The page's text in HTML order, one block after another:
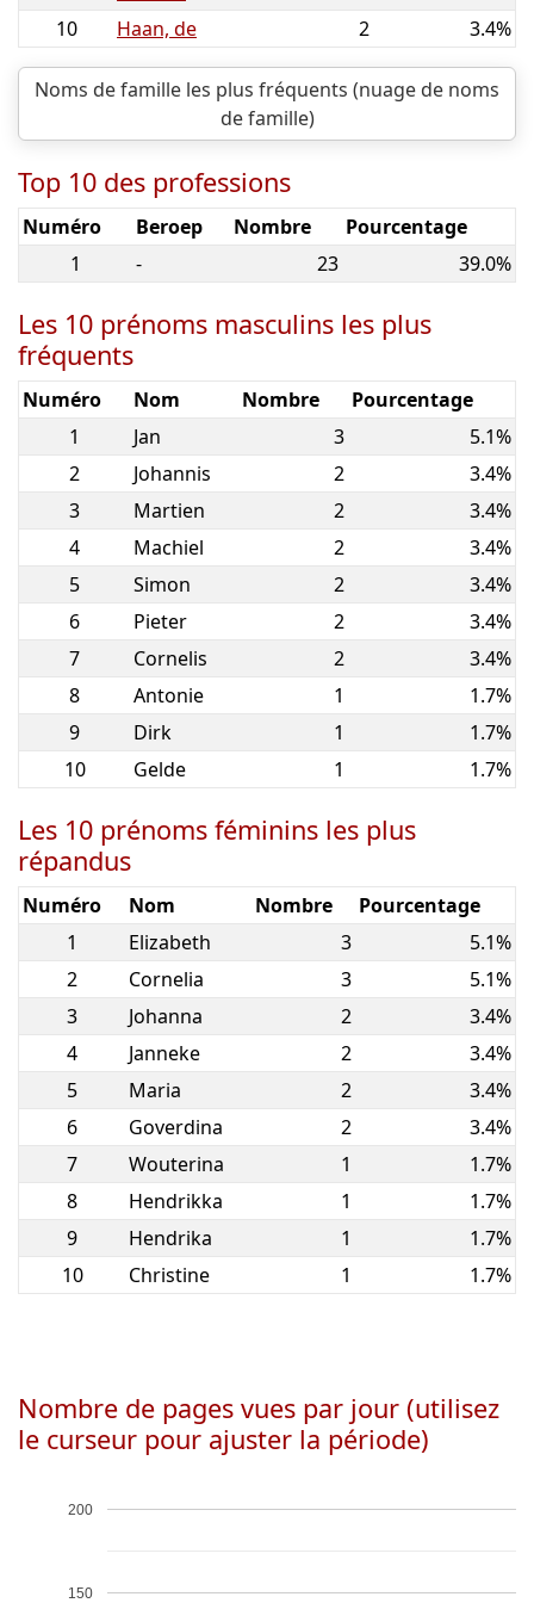
10
Haan, de 2 3.4%
Noms de famille les plus fréquents (nuage de noms
de famille)
Top 10 des professions
Numéro Beroep Nombre
Pourcentage
1
- 23 39.0%
Les 10 prénoms masculins les plus
fréquents
Numéro Nom Nombre
Pourcentage
1
Jan 3
5.1%
2
Johannis 2
3.4%
3
Martien 2
3.4%
4
Machiel 2
3.4%
5
Simon 2
3.4%
6
Pieter 2
3.4%
7
Cornelis 2
3.4%
8
Antonie 1
1.7%
9
Dirk 1
1.7%
10
Gelde 1 1.7%
Les 10 prénoms féminins les plus
répandus
Numéro Nom Nombre
Pourcentage
1
Elizabeth 3
5.1%
2
Cornelia 3
5.1%
3
Johanna 2
3.4%
4
Janneke 2
3.4%
5
Maria 2
3.4%
6
Goverdina 2
3.4%
7
Wouterina 1
1.7%
8
Hendrikka 1
1.7%
9
Hendrika 1
1.7%
10
Christine 1 1.7%
Nombre de pages vues par jour (utilisez
le curseur pour ajuster la période)
150
200